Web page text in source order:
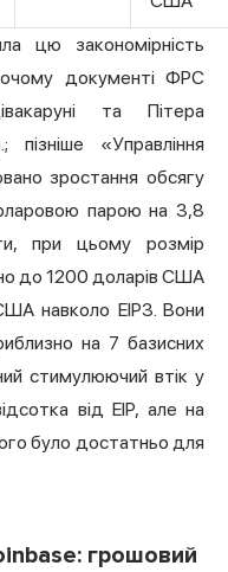
цю закономірність
документі ФРС
та Пітера
«Управління
зростання обсягу
парою на 3,8
при цьому розмір
до 1200 доларів США
навколо EIP3. Вони
на 7 базисних
стимулюючий втік у
від EIP, але на
було достатньо для
грошовий